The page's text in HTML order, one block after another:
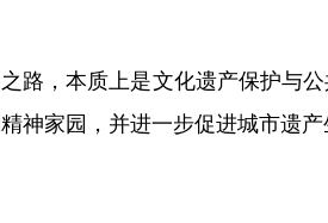
，本质上是文化遗产保护与公
神家园，并进一步促进城市遗